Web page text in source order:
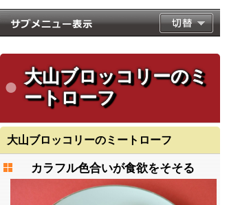
大山ブロッコリーのミ
ートローフ
大山ブロッコリーのミートローフ
カラフル色合いが食欲をそそる